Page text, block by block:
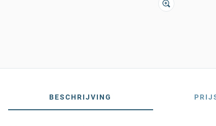
BESCHRIJVING